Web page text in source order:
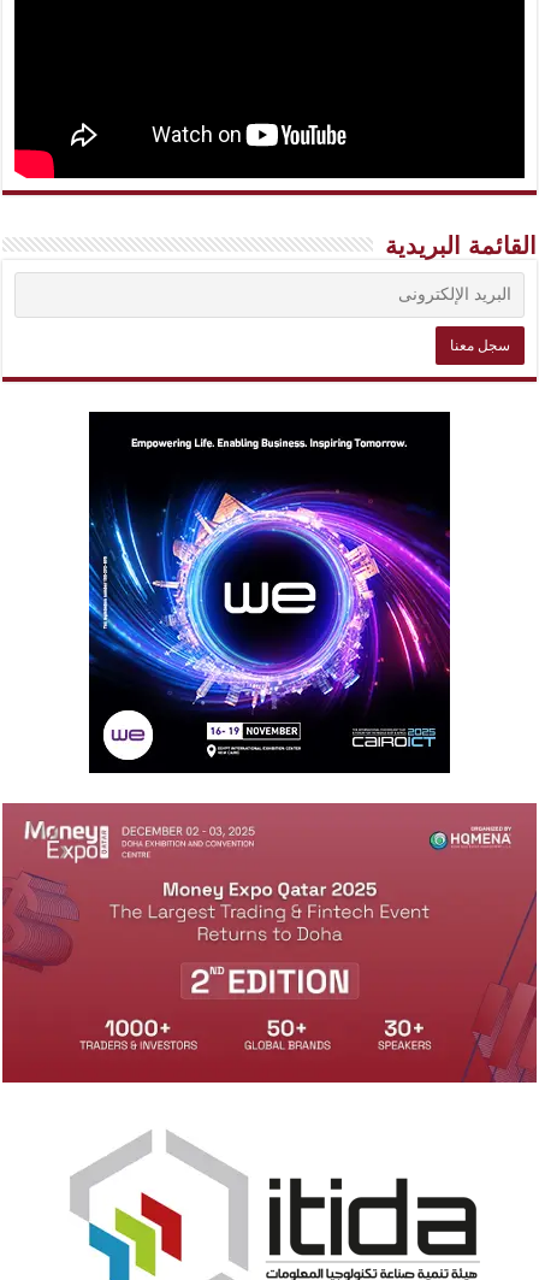
القائمة البريدية